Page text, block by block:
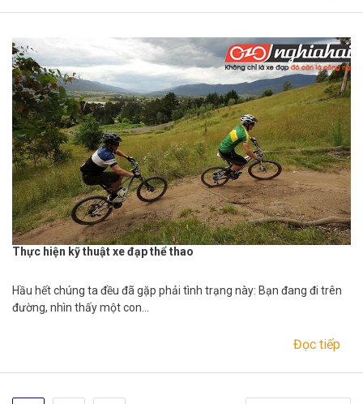
Thực hiện kỹ thuật xe đạp thể thao
Hầu hết chúng ta đều đã gặp phải tình trạng này: Bạn đang đi trên
đường, nhìn thấy một con…
Đọc tiếp